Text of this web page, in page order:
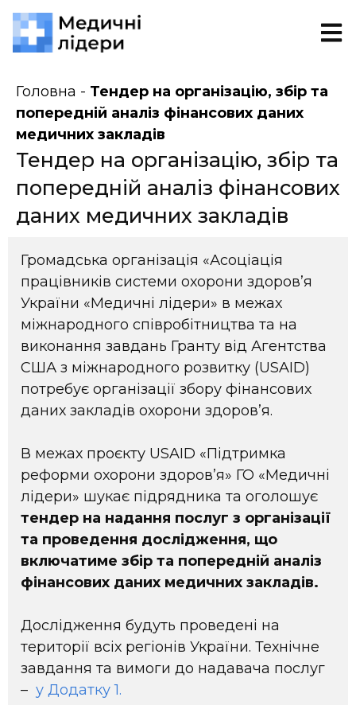
Головна - Тендер на організацію, збір та
попередній аналіз фінансових даних
медичних закладів
Тендер на організацію, збір та
попередній аналіз фінансових
даних медичних закладів
Громадська організація «Асоціація
працівників системи охорони здоров’я
України «Медичні лідери» в межах
міжнародного співробітництва та на
виконання завдань Гранту від Агентства
США з міжнародного розвитку (USAID)
потребує організації збору фінансових
даних закладів охорони здоров’я.
В межах проєкту USAID «Підтримка
реформи охорони здоров’я» ГО «Медичні
лідери» шукає підрядника та оголошує
тендер на надання послуг з організації
та проведення дослідження, що
включатиме збір та попередній аналіз
фінансових даних медичних закладів.
Дослідження будуть проведені на
території всіх регіонів України. Технічне
завдання та вимоги до надавача послуг
– у Додатку 1.